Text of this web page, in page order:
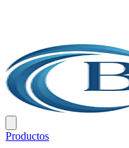
Productos